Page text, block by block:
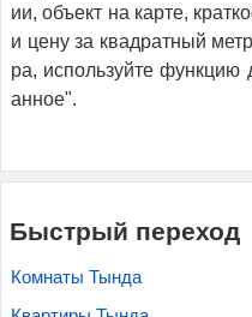
ии, объект на карте,
и цену за квадратный
ра, используйте
анное".
Быстрый переход
Комнаты Тында